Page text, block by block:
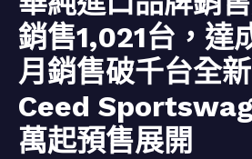
銷售1,021台，達
月銷售破千台全
Ceed
萬起預售展開